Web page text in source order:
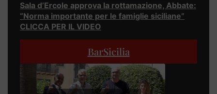
Sala d’Ercole approva la rottamazione, Abbate:
“Norma importante per le famiglie siciliane”
CLICCA PER IL VIDEO
BarSicilia